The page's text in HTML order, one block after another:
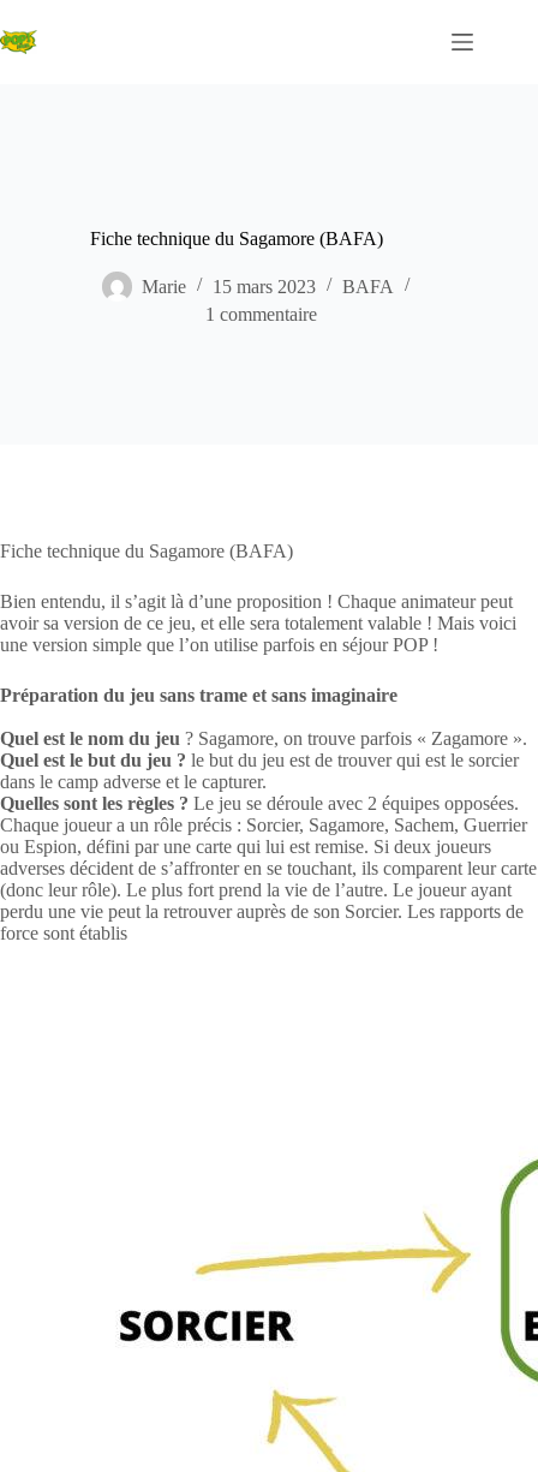
au
contenu
Fiche technique du Sagamore (BAFA)
Marie 15 mars 2023
BAFA
1 commentaire
Fiche technique du Sagamore (BAFA)
Bien entendu, il s’agit là d’une proposition ! Chaque animateur peut
avoir sa version de ce jeu, et elle sera totalement valable ! Mais voici
une version simple que l’on utilise parfois en séjour POP !
Préparation du jeu sans trame et sans imaginaire
Quel est le nom du jeu ? Sagamore, on trouve parfois « Zagamore ».
Quel est le but du jeu ? le but du jeu est de trouver qui est le sorcier
dans le camp adverse et le capturer.
Quelles sont les règles ? Le jeu se déroule avec 2 équipes opposées.
Chaque joueur a un rôle précis : Sorcier, Sagamore, Sachem, Guerrier
ou Espion, défini par une carte qui lui est remise. Si deux joueurs
adverses décident de s’affronter en se touchant, ils comparent leur carte
(donc leur rôle). Le plus fort prend la vie de l’autre. Le joueur ayant
perdu une vie peut la retrouver auprès de son Sorcier. Les rapports de
force sont établis